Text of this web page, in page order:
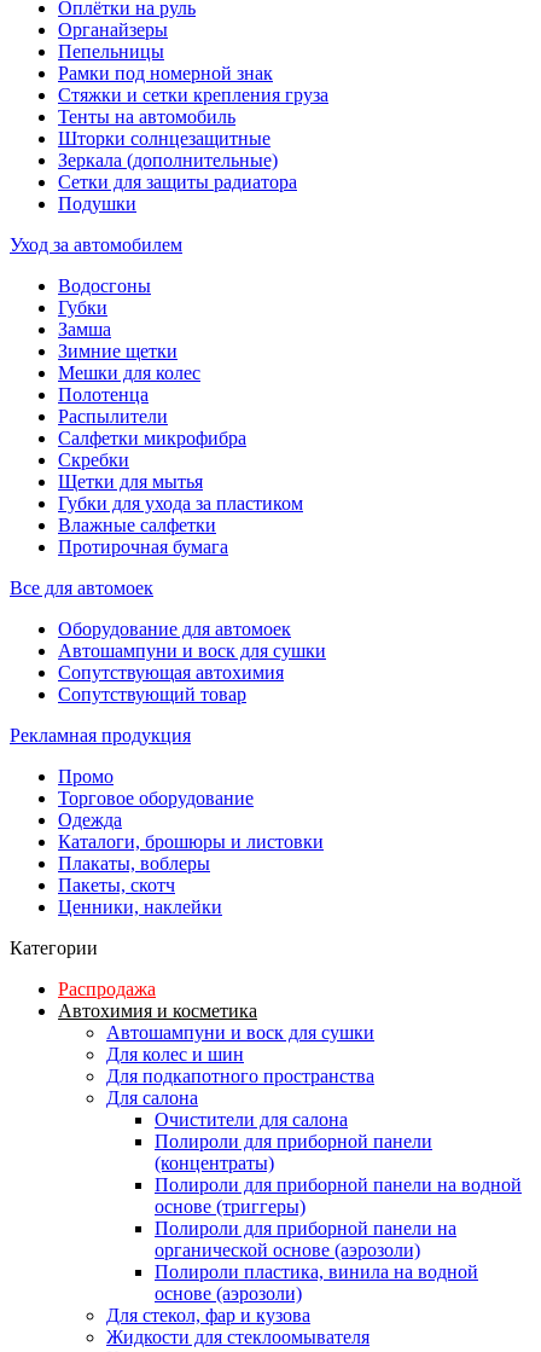
Оплётки на руль
Органайзеры
Пепельницы
Рамки под номерной знак
Стяжки и сетки крепления груза
Тенты на автомобиль
Шторки солнцезащитные
Зеркала (дополнительные)
Сетки для защиты радиатора
Подушки
Уход за автомобилем
Водосгоны
Губки
Замша
Зимние щетки
Мешки для колес
Полотенца
Распылители
Салфетки микрофибра
Скребки
Щетки для мытья
Губки для ухода за пластиком
Влажные салфетки
Протирочная бумага
Все для автомоек
Оборудование для автомоек
Автошампуни и воск для сушки
Сопутствующая автохимия
Сопутствующий товар
Рекламная продукция
Промо
Торговое оборудование
Одежда
Каталоги, брошюры и листовки
Плакаты, воблеры
Пакеты, скотч
Ценники, наклейки
Категории
Распродажа
Автохимия и косметика
Автошампуни и воск для сушки
Для колес и шин
Для подкапотного пространства
Для салона
Очистители для салона
Полироли для приборной панели
(концентраты)
Полироли для приборной панели на водной
основе (триггеры)
Полироли для приборной панели на
органической основе (аэрозоли)
Полироли пластика, винила на водной
основе (аэрозоли)
Для стекол, фар и кузова
Жидкости для стеклоомывателя